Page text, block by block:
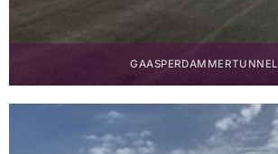
GAASPERDAMMER­TUNNEL